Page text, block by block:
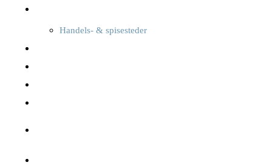
Handels- & spisesteder